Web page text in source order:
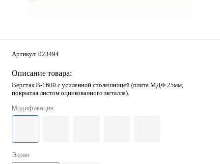
Артикул: 023494
Описание товара:
Верстак В-1600 с усиленной столешницей (плита МДФ 25мм,
покрытая листом оцинкованного металла).
Модификация:
Экран: